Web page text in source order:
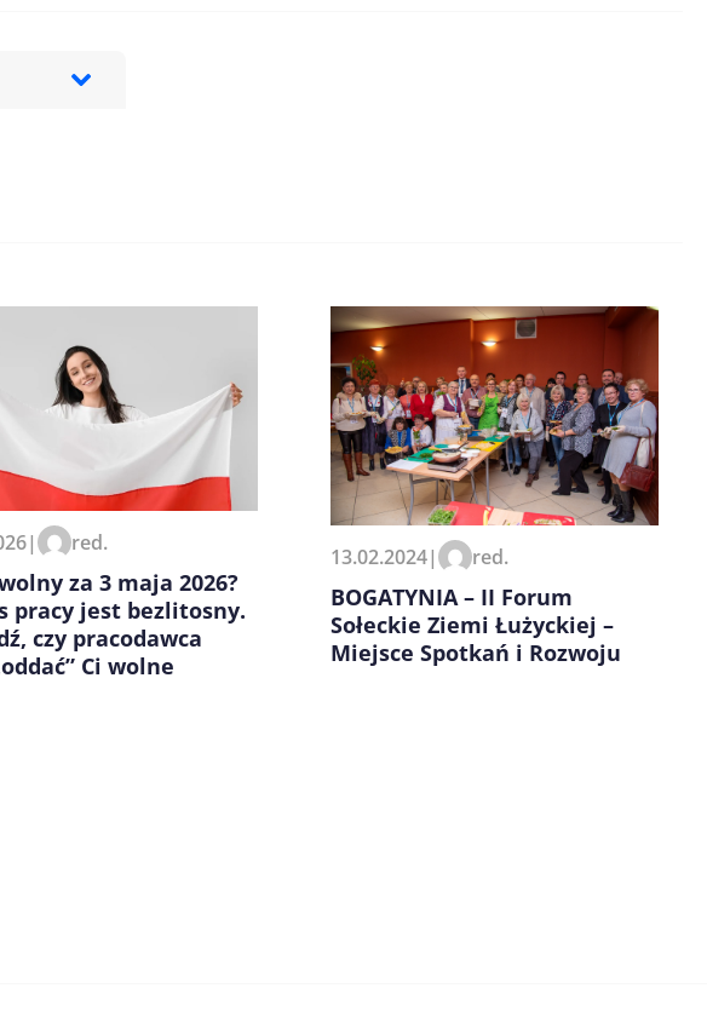
| red.
za 3 maja 2026?
pracy jest bezlitosny.
czy pracodawca
Ci wolne
13.02.2024| red.
BOGATYNIA – II Forum
Sołeckie Ziemi Łużyckiej –
Miejsce Spotkań i Rozwoju